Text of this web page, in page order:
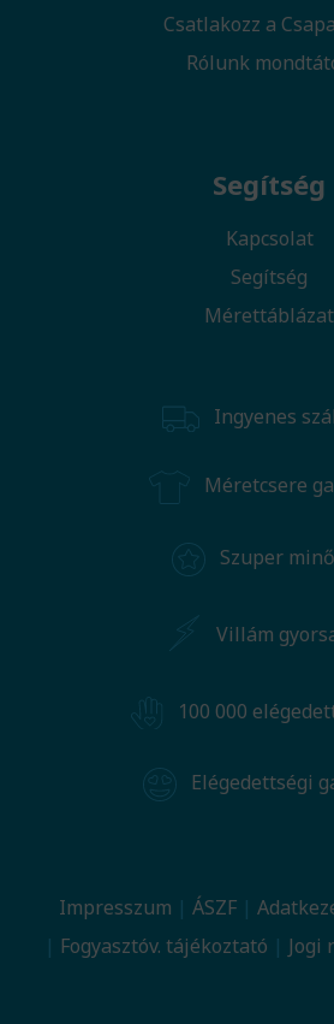
Csatlakozz a
Rólunk
Segítség
Kapcsolat
Segítség
Mérettáblázat
Ingyenes
Méretcsere
Szuper
Villám
100 000
Elégedettségi
Impresszum ÁSZF
Fogyasztóv. tájékoztató
Jogi